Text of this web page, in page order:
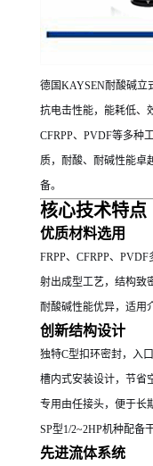
德国KAYSEN耐酸碱立
抗电击性能，能耗低、
CFRPP、PVDF等多种
质，耐酸、耐碱性能卓
备。
核心技术特点
优质材料选用
FRPP、CFRPP、
射出成型工艺，结构致
耐酸碱性能优异，适用
创新结构设计
独特C型扣环密封，入
槽内式安装设计，节省
专用由任接头，便于长
SP型1/2~2HP机种配备
先进流体系统